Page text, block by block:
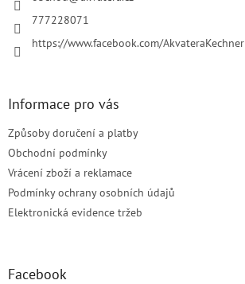
777228071
https://www.facebook.com/AkvateraKechner
Informace pro vás
Způsoby doručení a platby
Obchodní podmínky
Vrácení zboží a reklamace
Podmínky ochrany osobních údajů
Elektronická evidence tržeb
Facebook